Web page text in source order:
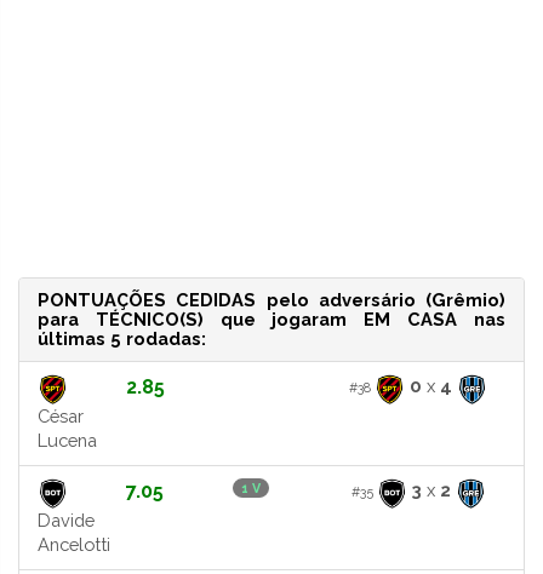
PONTUAÇÕES CEDIDAS pelo adversário (Grêmio)
para TÉCNICO(S) que jogaram EM CASA nas
últimas 5 rodadas:
César
Lucena
2.85 #38 0 x 4
Davide
Ancelotti
7.05 1 V #35 3 x 2